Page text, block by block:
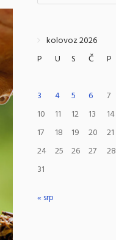
kolovoz 2026
P
U S Č P
3
4 5 6 7
10
11 12 13 14
17
18 19 20 21
24
25 26 27 28
31
« srp